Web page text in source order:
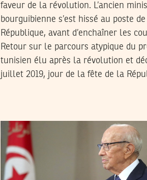
faveur de la révolution. L’ancien
bourguibienne s’est hissé au poste
République, avant d’enchaîner les
Retour sur le parcours atypique du
tunisien élu après la révolution et
juillet 2019, jour de la fête de la